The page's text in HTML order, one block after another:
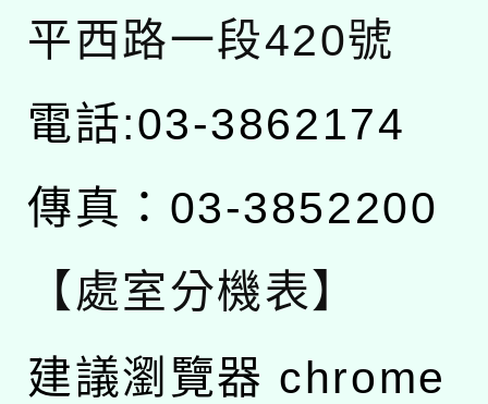
平西路一段420號
電話:03-3862174
傳真：03-3852200
【處室分機表】
建議瀏覽器 chrome